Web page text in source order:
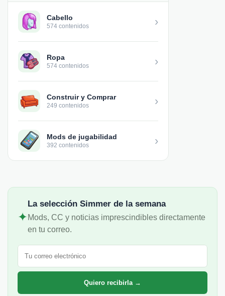
Cabello
574 contenidos ›
Ropa
574 contenidos ›
Construir y Comprar
249 contenidos ›
Mods de jugabilidad
392 contenidos ›
✦
La selección Simmer de la semana
Mods, CC y noticias imprescindibles directamente
en tu correo.
Correo electrónico
Quiero recibirla →